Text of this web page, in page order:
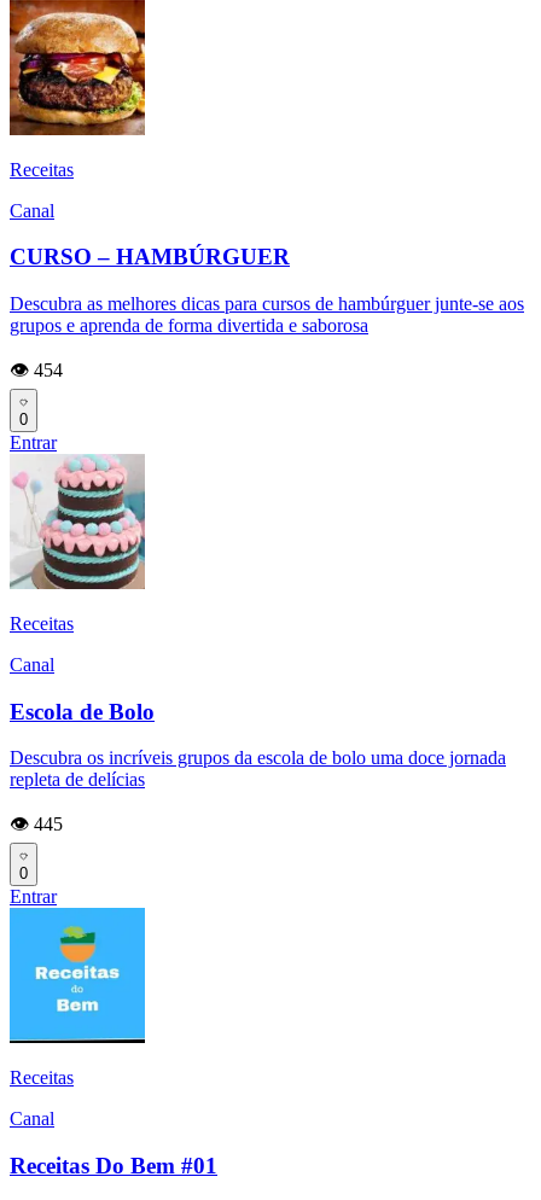
Receitas
Canal
CURSO – HAMBÚRGUER
Descubra as melhores dicas para cursos de hambúrguer junte-se aos
grupos e aprenda de forma divertida e saborosa
👁️ 454
0
Entrar
Receitas
Canal
Escola de Bolo
Descubra os incríveis grupos da escola de bolo uma doce jornada
repleta de delícias
👁️ 445
0
Entrar
Receitas
Canal
Receitas Do Bem #01